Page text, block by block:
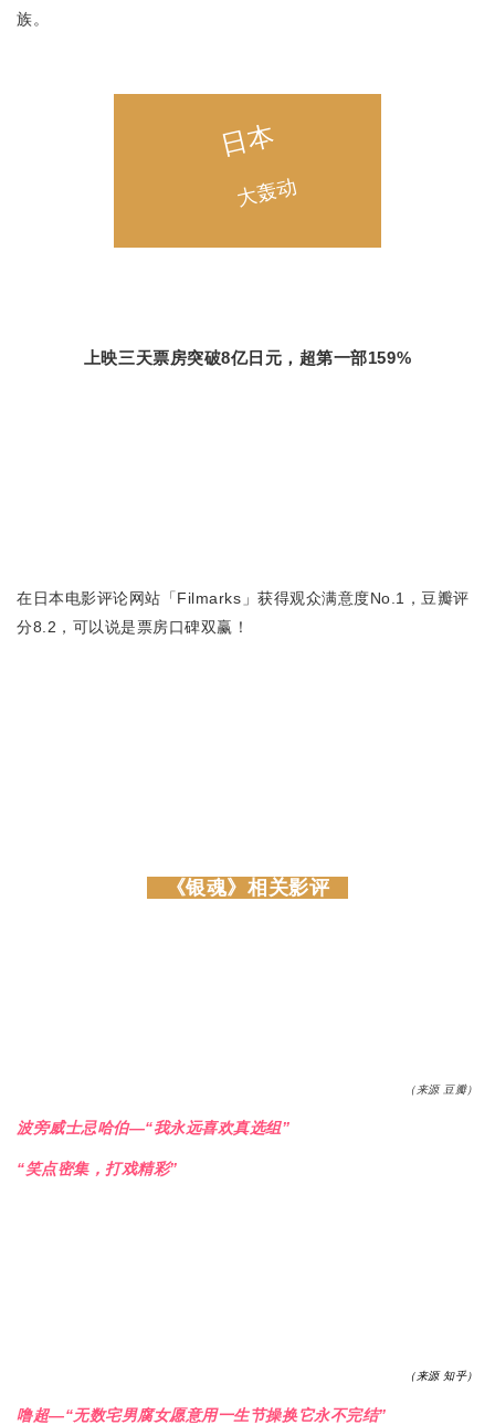
族。
日本
大轰动
上映三天票房突破8亿日元，超第一部159%
在日本电影评论网站「Filmarks」获得观众满意度No.1，豆瓣评
分8.2，可以说是票房口碑双赢！
《银魂》相关影评
（来源 豆瓣）
波旁威士忌哈伯—“我永远喜欢真选组”
“笑点密集，打戏精彩”
（来源 知乎）
噜超—“无数宅男腐女愿意用一生节操换它永不完结”